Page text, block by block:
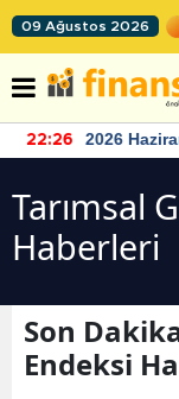
09 Ağustos 2026
22:26 2026 Haziran
Tarımsal
Haberleri
Son
Endeksi